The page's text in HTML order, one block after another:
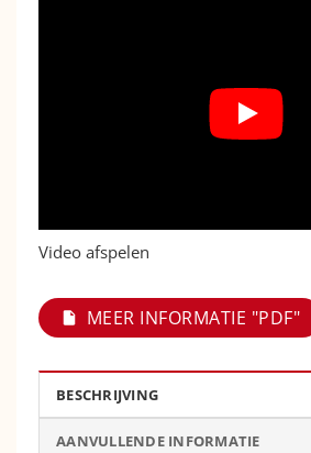
Video afspelen
MEER INFORMATIE "PDF"
BESCHRIJVING
AANVULLENDE INFORMATIE